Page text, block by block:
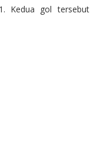
Kedua gol tersebut